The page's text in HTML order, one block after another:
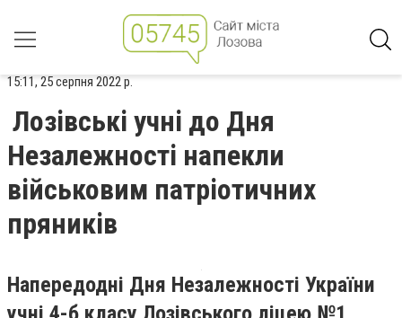
15:11, 25 серпня 2022 р.
Лозівські учні до Дня
Незалежності напекли
військовим патріотичних
пряників
Напередодні Дня Незалежності України